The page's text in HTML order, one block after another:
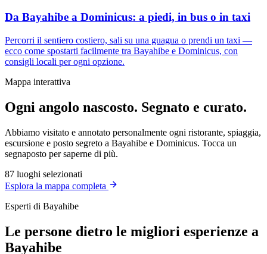
Da Bayahibe a Dominicus: a piedi, in bus o in taxi
Percorri il sentiero costiero, sali su una guagua o prendi un taxi —
ecco come spostarti facilmente tra Bayahibe e Dominicus, con
consigli locali per ogni opzione.
Mappa interattiva
Ogni angolo nascosto. Segnato e curato.
Abbiamo visitato e annotato personalmente ogni ristorante, spiaggia,
escursione e posto segreto a Bayahibe e Dominicus. Tocca un
segnaposto per saperne di più.
87 luoghi selezionati
Esplora la mappa completa
Esperti di Bayahibe
Le persone dietro le migliori esperienze a
Bayahibe